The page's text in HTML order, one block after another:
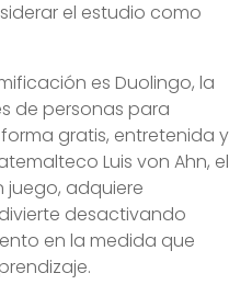
el estudio como
es Duolingo, la
de personas para
gratis, entretenida y
Luis von Ahn, el
juego, adquiere
desactivando
en la medida que